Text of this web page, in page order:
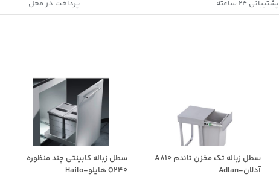
پشتیبانی ۲۴ ساعته پرداخت در محل
سطل زباله تک مخزن تاندم A810
آدلان-Adlan
سطل زباله کابینتی چند منظوره
Q240 هایلو-Hailo